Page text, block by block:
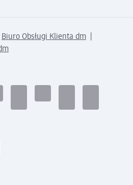
Biuro Obsługi Klienta dm